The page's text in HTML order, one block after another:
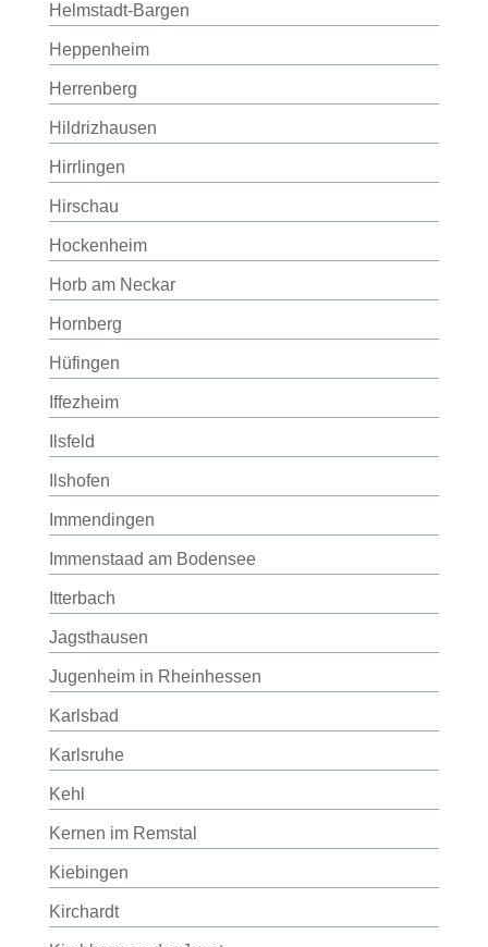
Helmstadt-Bargen
Heppenheim
Herrenberg
Hildrizhausen
Hirrlingen
Hirschau
Hockenheim
Horb am Neckar
Hornberg
Hüfingen
Iffezheim
Ilsfeld
Ilshofen
Immendingen
Immenstaad am Bodensee
Itterbach
Jagsthausen
Jugenheim in Rheinhessen
Karlsbad
Karlsruhe
Kehl
Kernen im Remstal
Kiebingen
Kirchardt